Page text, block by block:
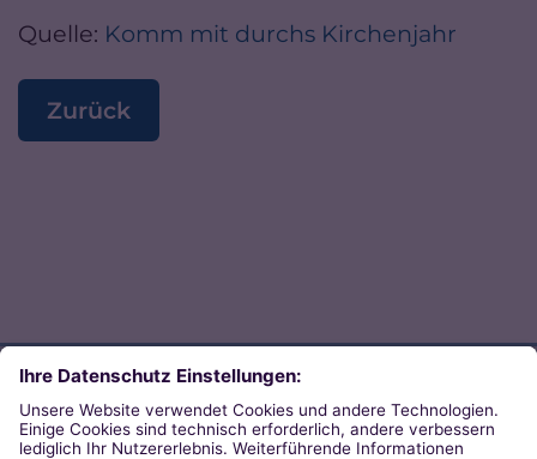
Quelle: Komm mit durchs Kirchenjahr
Zurück
Direkt zum Thema
Zu den Orten von Kirche